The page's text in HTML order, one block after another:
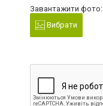
Завантажити фото:
Вибрати